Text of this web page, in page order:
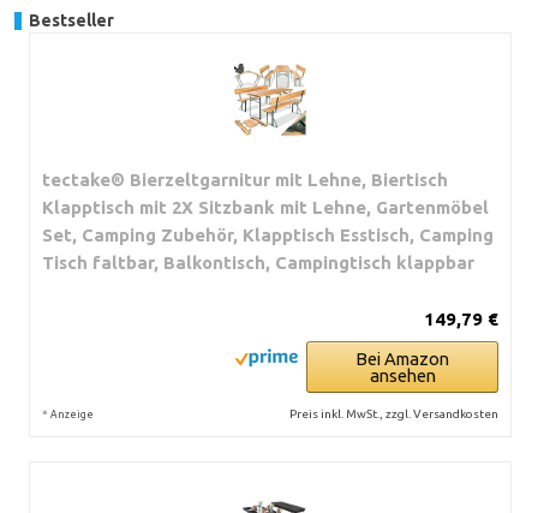
Bestseller
tectake® Bierzeltgarnitur mit Lehne, Biertisch
Klapptisch mit 2X Sitzbank mit Lehne, Gartenmöbel
Set, Camping Zubehör, Klapptisch Esstisch, Camping
Tisch faltbar, Balkontisch, Campingtisch klappbar
149,79 €
Bei Amazon
ansehen
* Anzeige Preis inkl. MwSt., zzgl. Versandkosten